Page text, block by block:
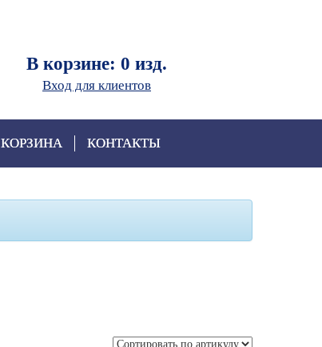
В корзине: 0 изд.
Вход для клиентов
КОРЗИНА КОНТАКТЫ